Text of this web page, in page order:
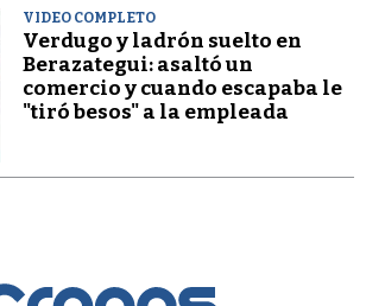
VIDEO COMPLETO
Verdugo y ladrón suelto en
Berazategui: asaltó un
comercio y cuando escapaba le
"tiró besos" a la empleada